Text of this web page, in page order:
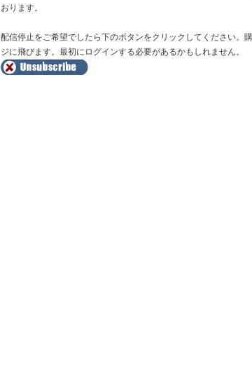
おります。
配信停止をご希望でしたら下のボタンをクリックしてください。
ジに飛びます。最初にログインする必要があるかもしれません。